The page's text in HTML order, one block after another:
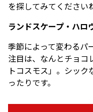
を探してみてください
ランドスケープ・ハロ
季節によって変わるパ
注目は、なんとチョコ
トコスモス」。シッ
ったりです。